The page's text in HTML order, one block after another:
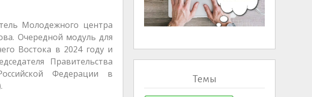
Молодежного центра
Очередной модуль для
Востока в 2024 году и
Правительства
Федерации в
Темы